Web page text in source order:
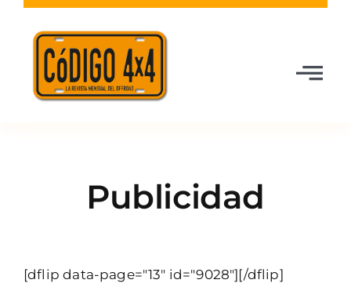
Saltar
contenido
Toggle
Última revistaPublicidad
[dflip data-page="13" id="9028"][/dflip]